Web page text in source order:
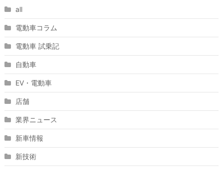
all
電動車コラム
電動車 試乗記
自動車
EV・電動車
店舗
業界ニュース
新車情報
新技術